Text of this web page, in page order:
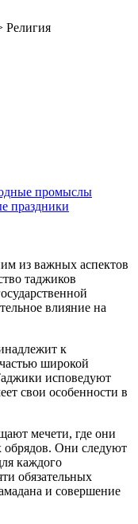
Религия
промыслы
праздники
из важных аспектов
таджиков
влияние на
к
широкой
исповедуют
свои особенности в
мечети, где они
обрядов. Они следуют
каждого
обязательных
и совершение